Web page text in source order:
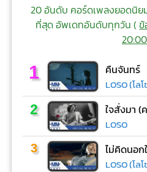
20 อันดับ คอร์ดเพลงยอดนิย
ที่สุด อัพเดทอันดับทุกวัน (
20:00
1 คืนจันทร์
LOSO (โล
2 ใจสั่งมา (
LOSO
3 ไม่คิดนอก
LOSO (โล